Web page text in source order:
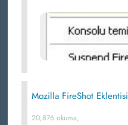
Mozilla FireShot Eklentisi
20,876 okuma,